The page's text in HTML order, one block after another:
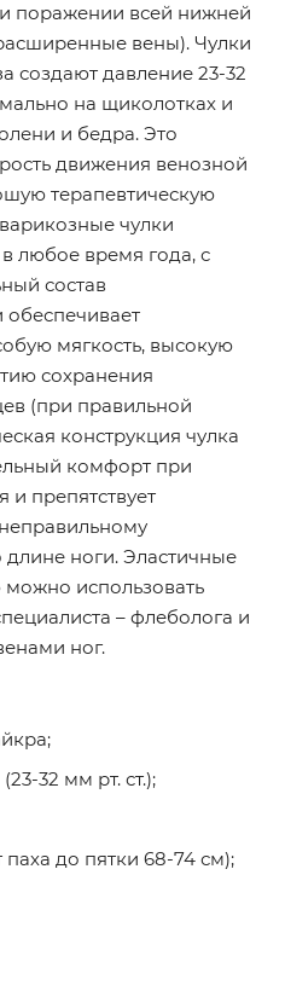
поражении всей нижней
вены). Чулки
создают давление 23-32
на щиколотках и
и бедра. Это
движения венозной
терапевтическую
чулки
любое время года, с
состав
мягкость, высокую
сохранения
(при правильной
конструкция чулка
комфорт при
препятствует
ноги. Эластичные
можно использовать
– флеболога и
ног.
32 мм рт. ст.);
паха до пятки 68-74 см);